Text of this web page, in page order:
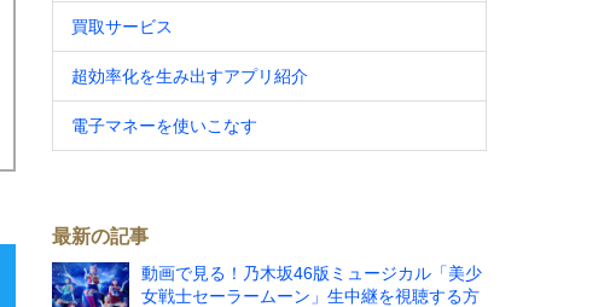
買取サービス
超効率化を生み出すアプリ紹介
電子マネーを使いこなす
最新の記事
動画で見る！乃木坂46版ミュージカル「美少
女戦士セーラームーン」生中継を視聴する方